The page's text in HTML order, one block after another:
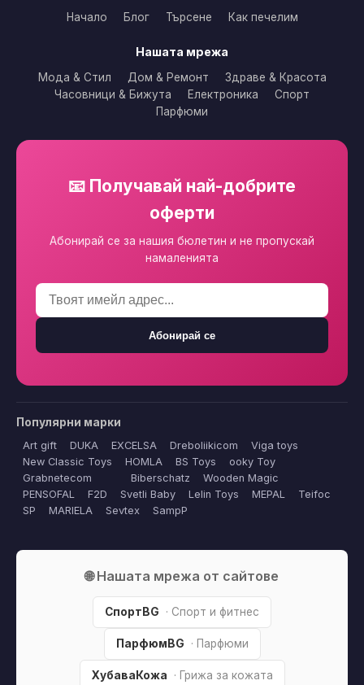
Начало Блог Търсене Как печелим
Нашата мрежа
Мода & Стил Дом & Ремонт
Здраве & Красота
Часовници & Бижута
Електроника
Спорт
Парфюми
📧 Получавай най-добрите
оферти
Абонирай се за нашия бюлетин и не пропускай
намаленията
Абонирай се
Популярни марки
Art gift DUKA EXCELSA Dreboliikicom
Viga toys
New Classic Toys
HOMLA BS Toys
ooky Toy
Grabnetecom
Biberschatz
Wooden Magic
PENSOFAL
F2D Svetli Baby Lelin Toys MEPAL
Teifoc
SP
MARIELA Sevtex SampP
🌐 Нашата мрежа от сайтове
СпортBG · Спорт и фитнес
ПарфюмBG · Парфюми
ХубаваКожа · Грижа за кожата